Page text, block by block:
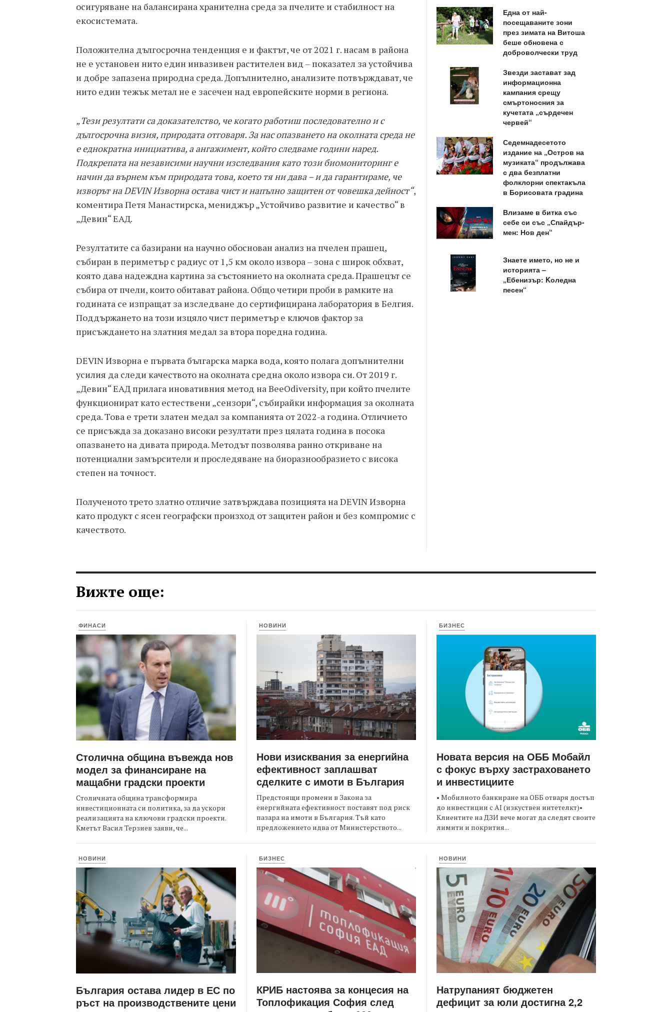
осигуряване на балансирана хранителна среда за пчелите и стабилност на
екосистемата.
Положителна дългосрочна тенденция е и фактът, че от 2021 г. насам в района
не е установен нито един инвазивен растителен вид – показател за устойчива
и добре запазена природна среда. Допълнително, анализите потвърждават, че
нито един тежък метал не е засечен над европейските норми в региона.
„Тези резултати са доказателство, че когато работиш последователно и с
дългосрочна визия, природата отговаря. За нас опазването на околната среда не
е еднократна инициатива, а ангажимент, който следваме години наред.
Подкрепата на независими научни изследвания като този биомониторинг е
начин да върнем към природата това, което тя ни дава – и да гарантираме, че
изворът на DEVIN Изворна остава чист и напълно защитен от човешка дейност“,
коментира Петя Манастирска, мениджър „Устойчиво развитие и качество“ в
„Девин“ ЕАД.
Резултатите са базирани на научно обоснован анализ на пчелен прашец,
събиран в периметър с радиус от 1,5 км около извора – зона с широк обхват,
която дава надеждна картина за състоянието на околната среда. Прашецът се
събира от пчели, които обитават района. Общо четири проби в рамките на
годината се изпращат за изследване до сертифицирана лаборатория в Белгия.
Поддържането на този изцяло чист периметър е ключов фактор за
присъждането на златния медал за втора поредна година.
DEVIN Изворна е първата българска марка вода, която полага допълнителни
усилия да следи качеството на околната средна около извора си. От 2019 г.
„Девин“ ЕАД прилага иновативния метод на BeeOdiversity, при който пчелите
функционират като естествени „сензори“, събирайки информация за околната
среда. Това е трети златен медал за компанията от 2022-а година. Отличието
се присъжда за доказано високи резултати през цялата година в посока
опазването на дивата природа. Методът позволява ранно откриване на
потенциални замърсители и проследяване на биоразнообразието с висока
степен на точност.
Полученото трето златно отличие затвърждава позицията на DEVIN Изворна
като продукт с ясен географски произход от защитен район и без компромис с
качеството.
Една от най-
посещаваните зони
през зимата на Витоша
беше обновена с
доброволчески труд
Звезди застават зад
информационна
кампания срещу
смъртоносния за
кучетата „сърдечен
червей“
Седемнадесетото
издание на „Остров на
музиката“ продължава
с два безплатни
фолклорни спектакъла
в Борисовата градина
Влизаме в битка със
себе си със „Спайдър-
мен: Нов ден“
Знаете името, но не и
историята –
„Ебенизър: Kоледна
песен“
Вижте още:
ФИНАСИ
Столична община въвежда нов
модел за финансиране на
мащабни градски проекти
Столичната община трансформира
инвестиционната си политика, за да ускори
реализацията на ключови градски проекти.
Кметът Васил Терзиев заяви, че...
НОВИНИ
Нови изисквания за енергийна
ефективност заплашват
сделките с имоти в България
Предстоящи промени в Закона за
енергийната ефективност поставят под риск
пазара на имоти в България. Тъй като
предложението идва от Министерството...
БИЗНЕС
Новата версия на ОББ Мобайл
с фокус върху застраховането
и инвестициите
• Мобилното банкиране на ОББ отваря достъп
до инвестиции с AI (изкуствен интетелкт)•
Клиентите на ДЗИ вече могат да следят своите
лимити и покрития...
НОВИНИ
България остава лидер в ЕС по
ръст на производствените цени
БИЗНЕС
КРИБ настоява за концесия на
Топлофикация София след
НОВИНИ
Натрупаният бюджетен
дефицит за юли достигна 2,2